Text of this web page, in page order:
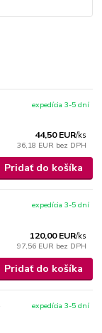
44,50 EUR/ks
36,18 EUR bez DPH
expedícia 3-5 dní
Pridať do košíka
120,00 EUR/ks
97,56 EUR bez DPH
expedícia 3-5 dní
Pridať do košíka
expedícia 3-5 dní